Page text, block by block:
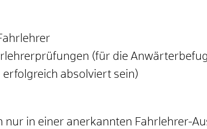
(für die
absolviert sein)
nur in einer anerkannten Fahrlehrer-